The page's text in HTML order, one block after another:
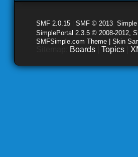
SMF 2.0.15 SMF © 2013
SimplePortal 2.3.5 © 2008-2012,
SMFSimple.com Theme | Skin
Boards Topics